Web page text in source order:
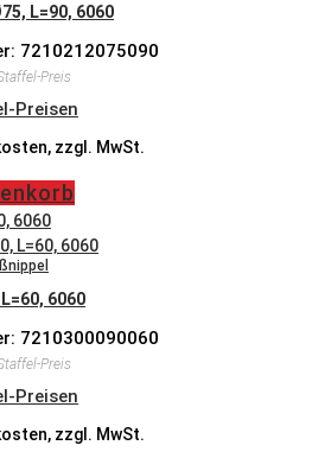
L=90, 6060
7210212075090
Preis
Preisen
zzgl. MwSt.
6060
7210300090060
Preis
Preisen
zzgl. MwSt.